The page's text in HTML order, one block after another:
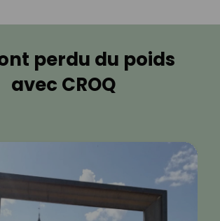
perdu du poids
avec CROQ